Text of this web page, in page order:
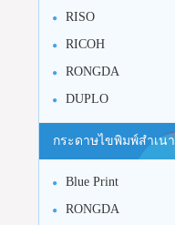
RISO
RICOH
RONGDA
DUPLO
กระดาษไขพิมพ์สำเนา
Blue Print
RONGDA